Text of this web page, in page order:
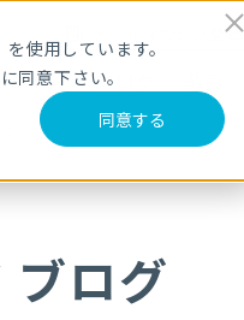
使用しています。
同意下さい。
同意する
メールマガジン登録
ミナー ブログ
ログ